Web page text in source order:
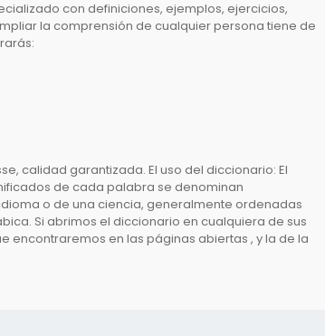
con definiciones, ejemplos, ejercicios,
la comprensión de cualquier persona tiene de
calidad garantizada. El uso del diccionario: El
de cada palabra se denominan
o de una ciencia, generalmente ordenadas
Si abrimos el diccionario en cualquiera de sus
en las páginas abiertas , y la de la